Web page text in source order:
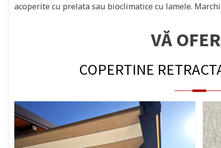
acoperite cu prelata sau bioclimatice cu lamele.
VĂ
COPERTINE